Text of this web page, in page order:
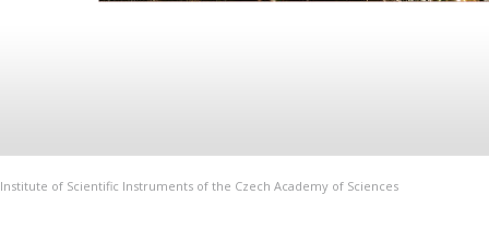
Institute of Scientific Instruments of the Czech Academy of Sciences